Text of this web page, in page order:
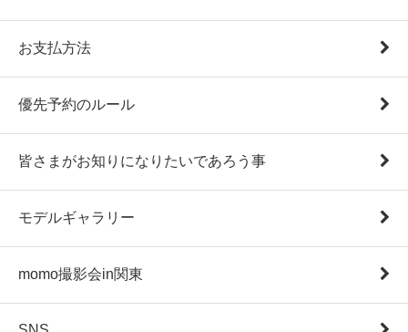
お支払方法
優先予約のルール
皆さまがお知りになりたいであろう事
モデルギャラリー
momo撮影会in関東